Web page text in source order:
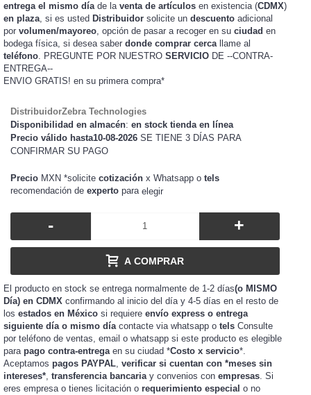
entrega el mismo díade la venta de artículos en existencia (CDMX)
en plaza, si es usted Distribuidor solicite un descuento adicional
por volumen/mayoreo, opción de pasar a recoger en su ciudad en
bodega física, si desea saber donde comprar cercallame al
teléfono. PREGUNTE POR NUESTRO SERVICIO DE --CONTRA-
ENTREGA--
ENVIO GRATIS! en su primera compra*
DistribuidorZebra Technologies
Disponibilidad en almacén: en stock tienda en línea
Precio válido hasta10-08-2026 SE TIENE 3 DÍAS PARA
CONFIRMAR SU PAGO
Precio MXN *solicite cotización x Whatsapp o tels
recomendación de experto para elegir
- +
A COMPRAR
El producto en stock se entrega normalmente de 1-2 días(o MISMO
Día) en CDMX confirmando al inicio del día y 4-5 días en el resto de
los estados en México si requiere envío express o entrega
siguiente día o mismo día contacte via whatsapp o tels Consulte
por teléfono de ventas, email o whatsapp si este producto es elegible
para pago contra-entrega en su ciudad *Costo x servicio*.
Aceptamos pagos PAYPAL verificar si cuentan con *meses sin
intereses* transferencia bancaria y convenios con empresas . Si
eres empresa o tienes licitación o requerimiento especial o no